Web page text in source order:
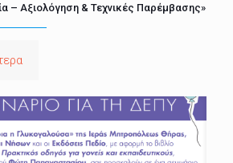
– Αξιολόγηση & Τεχνικές Παρέμβασης»